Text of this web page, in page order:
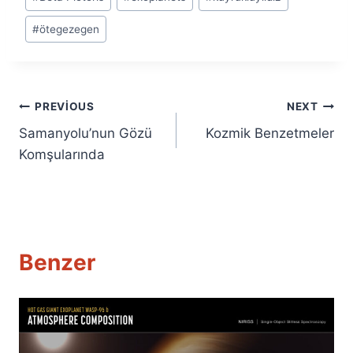
Tags:
#ötegezegen
Yazı
gezinmesi
PREVIOUS
Samanyolu’nun Gözü
Komşularında
NEXT
Kozmik Benzetmeler
Benzer